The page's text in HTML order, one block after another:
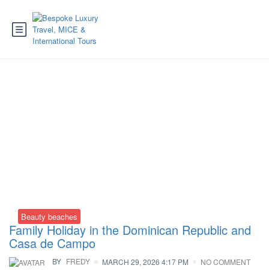
Beauty beaches
Family Holiday in the Dominican Republic and
Casa de Campo
BY FREDY MARCH 29, 2026 4:17 PM NO COMMENT